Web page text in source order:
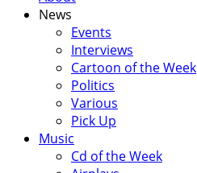
News
Events
Interviews
Cartoon of the Week
Politics
Various
Pick Up
Music
Cd of the Week